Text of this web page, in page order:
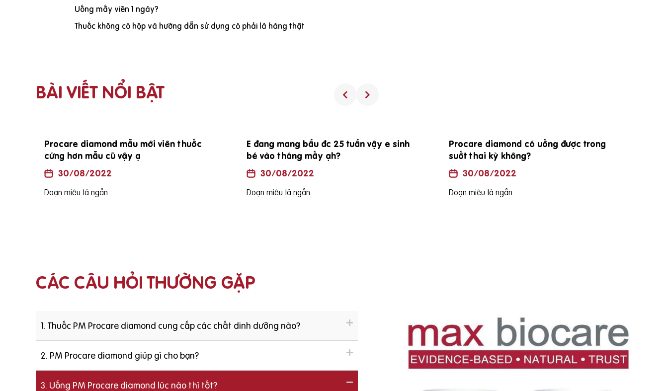
Uống mấy viên 1 ngày?
Thuốc không có hộp và hướng dẫn sử dụng có phải là hàng thật
BÀI VIẾT NỔI BẬT
Procare diamond mẫu mới viên thuốc
cứng hơn mẫu cũ vậy ạ
30/08/2022
Đoạn miêu tả ngắn
E đang mang bầu đc 25 tuần vậy e sinh
bé vào tháng mấy ạh?
30/08/2022
Đoạn miêu tả ngắn
Procare diamond có uống được trong
suốt thai kỳ không?
30/08/2022
Đoạn miêu tả ngắn
CÁC CÂU HỎI THƯỜNG GẶP
1. Thuốc PM Procare diamond cung cấp các chất dinh dưỡng nào?
2. PM Procare diamond giúp gì cho bạn?
3. Uống PM Procare diamond lúc nào thì tốt?